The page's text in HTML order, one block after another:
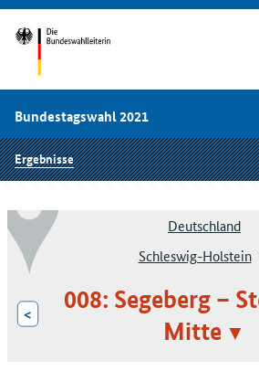
Bundestagswahl 2021
Ergebnisse
Deutschland
Schleswig-Holstein
<
008: Segeberg –
Mitte